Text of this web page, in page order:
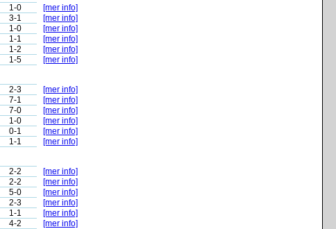
1-0
[mer info]
3-1
[mer info]
1-0
[mer info]
1-1
[mer info]
1-2
[mer info]
1-5 [mer info]
2-3
[mer info]
7-1
[mer info]
7-0
[mer info]
1-0
[mer info]
0-1
[mer info]
1-1 [mer info]
2-2
[mer info]
2-2
[mer info]
5-0
[mer info]
2-3
[mer info]
1-1
[mer info]
4-2 [mer info]